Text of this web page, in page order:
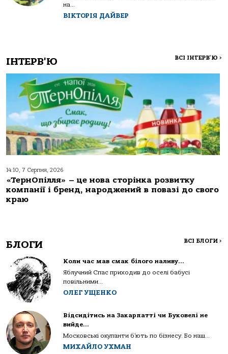
на...
ВІКТОРІЯ ДАЙВЕР
ІНТЕРВ'Ю ВСІ ІНТЕРВ'Ю >
14:10, 7 Серпня, 2026
«ТернОпілля» – це нова сторінка розвитку
компанії і бренд, народжений в повазі до свого
краю
БЛОГИ ВСІ БЛОГИ >
Коли час мав смак білого наливу…
Яблучний Спас приходив до оселі бабусі
повільними...
ОЛЕГ УЩЕНКО
Відсидітись на Закарпатті чи Буковелі не
вийде…
Московські окупанти б’ють по бізнесу. Бо наш...
МИХАЙЛО УХМАН